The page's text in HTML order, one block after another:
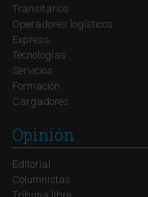
Transitarios
Operadores logísticos
Express
Tecnologías
Servicios
Formación
Cargadores
Opinión
Editorial
Columnistas